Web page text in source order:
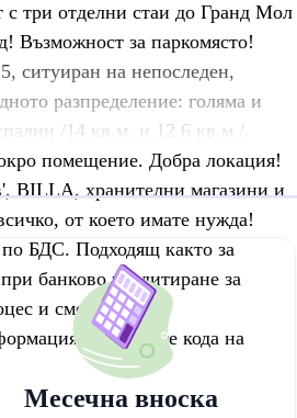
три отделни стаи до Гранд Мол
за паркомясто!
ситуиран на непоследен,
разпределение: голяма и
/14 кв.м. и 12.6 кв.м./,
помещение. Добра локация!
BILLA, хранителни магазини и
от което имате нужда!
БДС. Подходящ както за
банково кредитиране за
и сме с вас до
цитирайте кода на
Месечна вноска